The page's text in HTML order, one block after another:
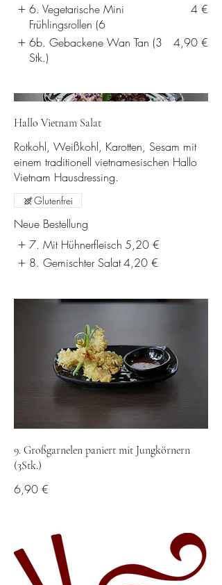
6. Vegetarische Mini
Frühlingsrollen (6
4 €
6b. Gebackene Wan Tan (3
Stk.)
4,90 €
Hallo Vietnam Salat
Rotkohl, Weißkohl, Karotten, Sesam mit
einem traditionell vietnamesischen Hallo
Vietnam Hausdressing.
Glutenfrei
Neue Bestellung
7. Mit Hühnerfleisch 5,20 €
8. Gemischter Salat4,20 €
9. Großgarnelen paniert mit Jungkörnern
(3Stk.)
6,90 €